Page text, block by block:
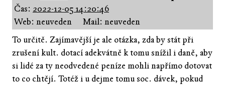
Čas: 2022-12-05 14:20:46
Web: neuveden
Mail: neuveden
To určitě. Zajímavější je ale otázka, zda by stát při
zrušení kult. dotací adekvátně k tomu snížil i daně, aby
si lidé za ty neodvedené peníze mohli napřímo dotovat
to co chtějí. Totéž i u dejme tomu soc. dávek, pokud